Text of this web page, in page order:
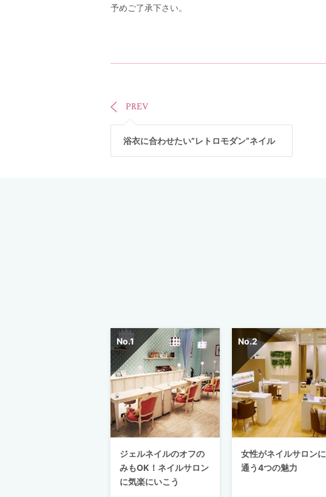
予めご了承下さい。
PREV
浴衣に合わせたい”レトロモダン”ネイル
ジェルネイルのオフの
みもOK！ネイルサロン
に気楽にいこう
女性がネイルサロンに
通う4つの魅力